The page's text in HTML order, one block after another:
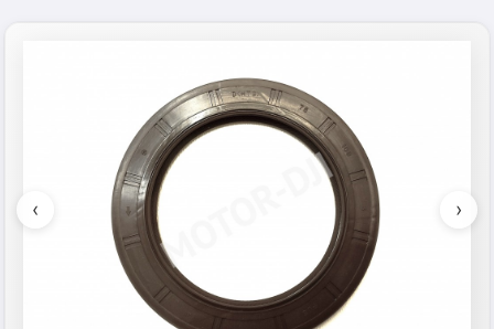
‹ ›